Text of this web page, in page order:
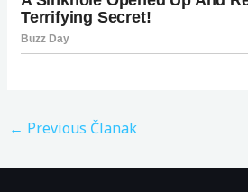
← Previous Članak